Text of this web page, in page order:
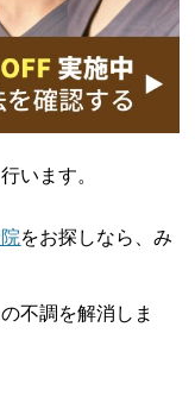
います。
をお探しなら、み
不調を解消しま